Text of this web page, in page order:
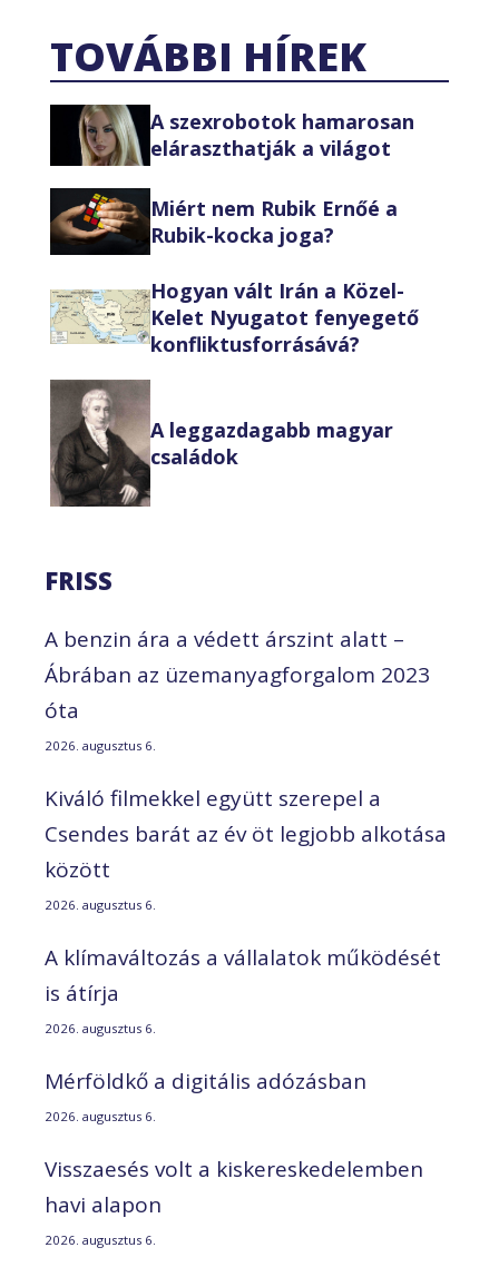
TOVÁBBI HÍREK
A szexrobotok hamarosan
eláraszthatják a világot
Miért nem Rubik Ernőé a
Rubik-kocka joga?
Hogyan vált Irán a Közel-
Kelet Nyugatot fenyegető
konfliktusforrásává?
A leggazdagabb magyar
családok
FRISS
A benzin ára a védett árszint alatt –
Ábrában az üzemanyagforgalom 2023
óta
2026. augusztus 6.
Kiváló filmekkel együtt szerepel a
Csendes barát az év öt legjobb alkotása
között
2026. augusztus 6.
A klímaváltozás a vállalatok működését
is átírja
2026. augusztus 6.
Mérföldkő a digitális adózásban
2026. augusztus 6.
Visszaesés volt a kiskereskedelemben
havi alapon
2026. augusztus 6.